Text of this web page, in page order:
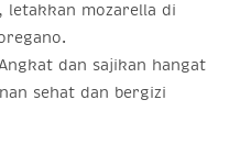
letakkan mozarella di
dan sajikan hangat
sehat dan bergizi